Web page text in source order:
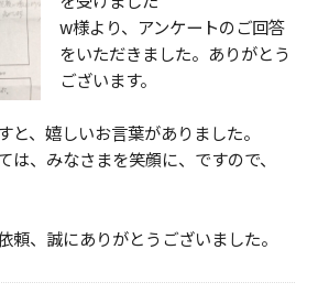
w様より、アンケートのご回答
をいただきました。ありがとう
ございます。
と、嬉しいお言葉がありました。
は、みなさまを笑顔に、ですので、
頼、誠にありがとうございました。